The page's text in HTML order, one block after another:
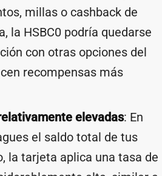
millas o cashback de
la HSBC0 podría quedarse
con otras opciones del
recompensas más
elevadas: En
el saldo total de tus
la tarjeta aplica una tasa de